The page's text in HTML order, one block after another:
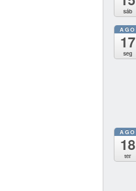
sáb
AGO
17
seg
AGO
18
ter